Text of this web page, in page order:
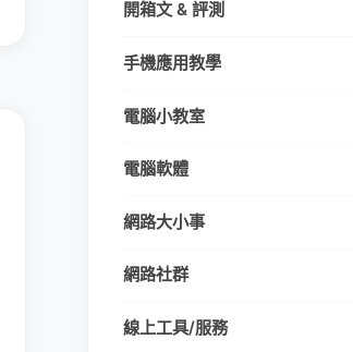
開箱文 & 評測
手機應用教學
電腦小教室
電腦軟體
網路大小事
網路社群
線上工具/服務